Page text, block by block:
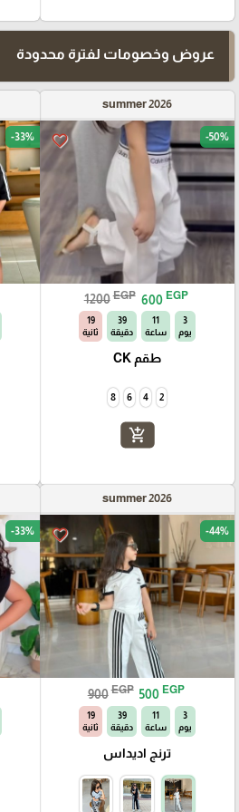
عروض وخصومات لفترة محدودة
summer 2026
favorite_border -50%
1200 EGP 600 EGP
3
يوم
11
ساعة
39
دقيقة
18
ثانية
طقم CK
2
4
6
8
add_shopping_cart
-33%
summer 2026
favorite_border -44%
900 EGP 500 EGP
3
يوم
11
ساعة
39
دقيقة
18
ثانية
ترنج اديداس
-33%